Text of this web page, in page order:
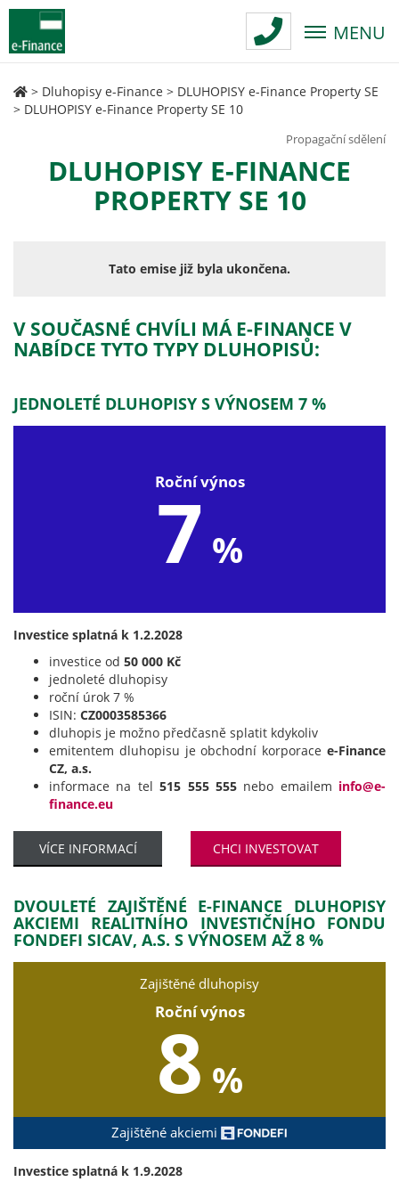
MENU
> Dluhopisy e-Finance > DLUHOPISY e-Finance Property SE
> DLUHOPISY e-Finance Property SE 10
Propagační sdělení
DLUHOPISY E-FINANCE
PROPERTY SE 10
Tato emise již byla ukončena.
V SOUČASNÉ CHVÍLI MÁ E-FINANCE V
NABÍDCE TYTO TYPY DLUHOPISŮ:
JEDNOLETÉ DLUHOPISY S VÝNOSEM 7 %
Roční výnos
7 %
Investice splatná k 1.2.2028
investice od 50 000 Kč
jednoleté dluhopisy
roční úrok 7 %
ISIN: CZ0003585366
dluhopis je možno předčasně splatit kdykoliv
emitentem dluhopisu je obchodní korporace e-Finance
CZ, a.s.
informace na tel515 555 555nebo emailem info@e-
finance.eu
VÍCE INFORMACÍ CHCI INVESTOVAT
DVOULETÉ ZAJIŠTĚNÉ E-FINANCE DLUHOPISY
AKCIEMI REALITNÍHO INVESTIČNÍHO FONDU
FONDEFI SICAV, A.S. S VÝNOSEM AŽ 8 %
Zajištěné dluhopisy
Roční výnos
8 %
Zajištěné akciemi
Investice splatná k 1.9.2028